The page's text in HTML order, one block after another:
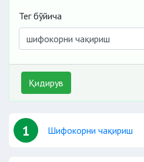
Тег бўйича
Қидирув
1 Шифокорни чақириш